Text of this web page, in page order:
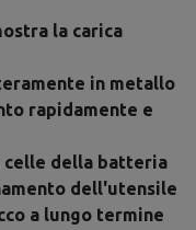
la carica
in metallo
rapidamente e
celle della batteria
dell'utensile
a lungo termine